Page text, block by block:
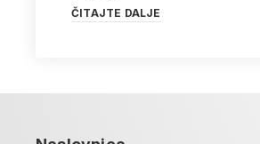
ČITAJTE DALJE